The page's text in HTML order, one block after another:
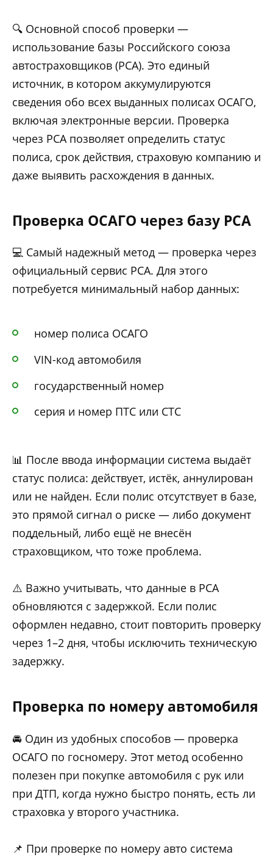
🔍 Основной способ проверки —
использование базы Российского союза
автостраховщиков (РСА). Это единый
источник, в котором аккумулируются
сведения обо всех выданных полисах ОСАГО,
включая электронные версии. Проверка
через РСА позволяет определить статус
полиса, срок действия, страховую компанию и
даже выявить расхождения в данных.
Проверка ОСАГО через базу РСА
💻 Самый надежный метод — проверка через
официальный сервис РСА. Для этого
потребуется минимальный набор данных:
номер полиса ОСАГО
VIN-код автомобиля
государственный номер
серия и номер ПТС или СТС
📊 После ввода информации система выдаёт
статус полиса: действует, истёк, аннулирован
или не найден. Если полис отсутствует в базе,
это прямой сигнал о риске — либо документ
поддельный, либо ещё не внесён
страховщиком, что тоже проблема.
⚠️ Важно учитывать, что данные в РСА
обновляются с задержкой. Если полис
оформлен недавно, стоит повторить проверку
через 1–2 дня, чтобы исключить техническую
задержку.
Проверка по номеру автомобиля
🚘 Один из удобных способов — проверка
ОСАГО по госномеру. Этот метод особенно
полезен при покупке автомобиля с рук или
при ДТП, когда нужно быстро понять, есть ли
страховка у второго участника.
📌 При проверке по номеру авто система